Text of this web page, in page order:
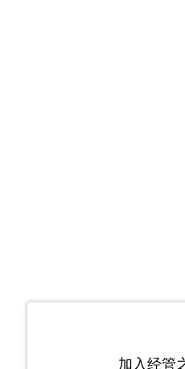
加入经管